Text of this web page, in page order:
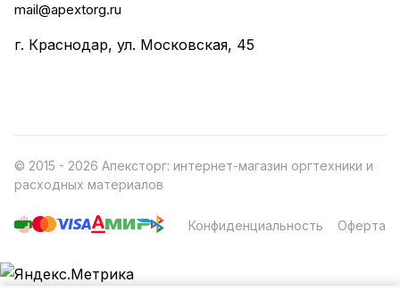
mail@apextorg.ru
г. Краснодар, ул. Московская, 45
© 2015 - 2026 Апексторг: интернет-магазин оргтехники и
расходных материалов
Конфиденциальность Оферта